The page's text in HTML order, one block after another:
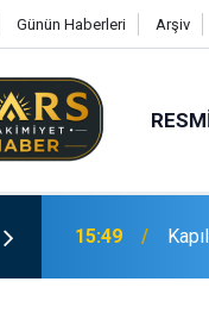
Günün Haberleri Arşiv
15:49